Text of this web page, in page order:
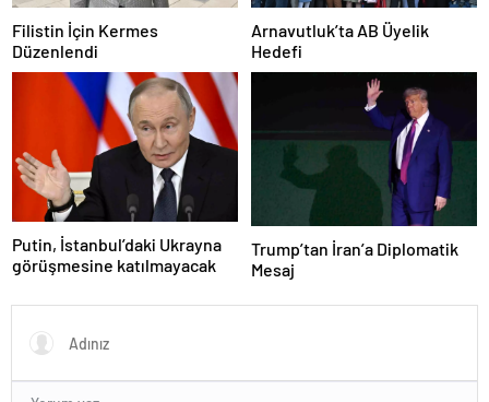
Filistin İçin Kermes
Düzenlendi
Arnavutluk’ta AB Üyelik
Hedefi
Putin, İstanbul’daki Ukrayna
görüşmesine katılmayacak
Trump’tan İran’a Diplomatik
Mesaj